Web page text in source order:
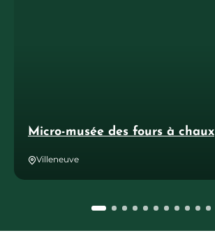
Micro-musée des fours à chaux
Villeneuve